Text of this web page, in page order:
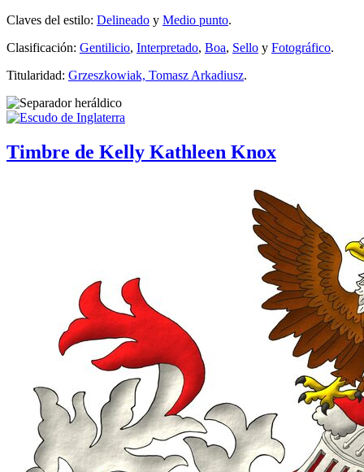
Claves del estilo: Delineado y Medio punto.
Clasificación: Gentilicio, Interpretado, Boa, Sello y Fotográfico.
Titularidad: Grzeszkowiak, Tomasz Arkadiusz.
Timbre de Kelly Kathleen Knox